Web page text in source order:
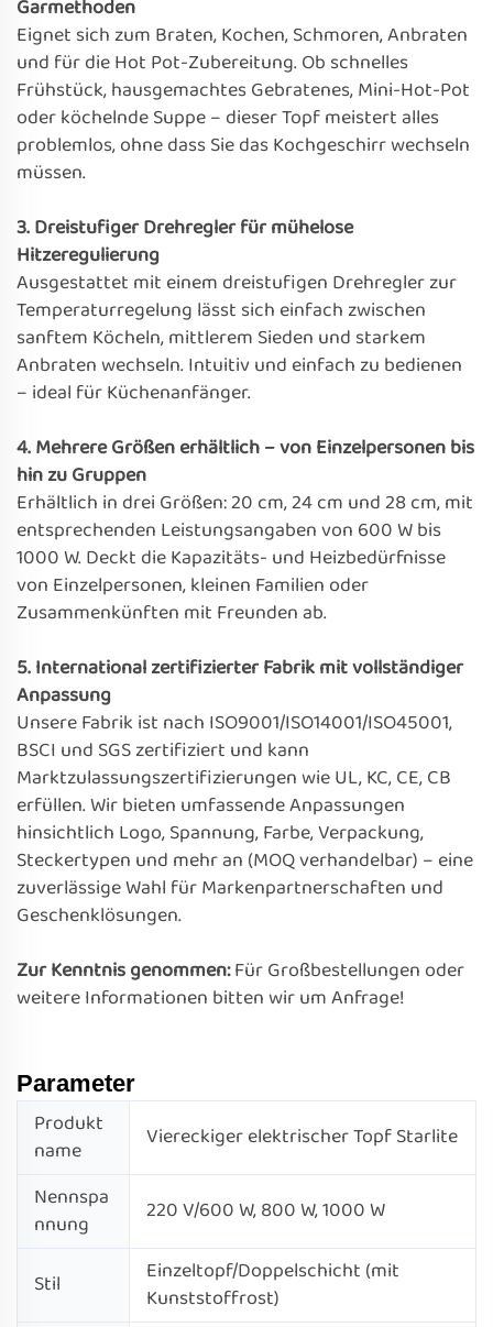
Garmethoden
Eignet sich zum Braten, Kochen, Schmoren, Anbraten
und für die Hot Pot-Zubereitung. Ob schnelles
Frühstück, hausgemachtes Gebratenes, Mini-Hot-Pot
oder köchelnde Suppe – dieser Topf meistert alles
problemlos, ohne dass Sie das Kochgeschirr wechseln
müssen.
3. Dreistufiger Drehregler für mühelose
Hitzeregulierung
Ausgestattet mit einem dreistufigen Drehregler zur
Temperaturregelung lässt sich einfach zwischen
sanftem Köcheln, mittlerem Sieden und starkem
Anbraten wechseln. Intuitiv und einfach zu bedienen
– ideal für Küchenanfänger.
4. Mehrere Größen erhältlich – von Einzelpersonen bis
hin zu Gruppen
Erhältlich in drei Größen: 20 cm, 24 cm und 28 cm, mit
entsprechenden Leistungsangaben von 600 W bis
1000 W. Deckt die Kapazitäts- und Heizbedürfnisse
von Einzelpersonen, kleinen Familien oder
Zusammenkünften mit Freunden ab.
5. International zertifizierter Fabrik mit vollständiger
Anpassung
Unsere Fabrik ist nach ISO9001/ISO14001/ISO45001,
BSCI und SGS zertifiziert und kann
Marktzulassungszertifizierungen wie UL, KC, CE, CB
erfüllen. Wir bieten umfassende Anpassungen
hinsichtlich Logo, Spannung, Farbe, Verpackung,
Steckertypen und mehr an (MOQ verhandelbar) – eine
zuverlässige Wahl für Markenpartnerschaften und
Geschenklösungen.
Zur Kenntnis genommen:Für Großbestellungen oder
weitere Informationen bitten wir um Anfrage!
Parameter
Produkt
name
Viereckiger elektrischer Topf Starlite
Nennspa
nnung
220 V/600 W, 800 W, 1000 W
Stil
Einzeltopf/Doppelschicht (mit
Kunststoffrost)